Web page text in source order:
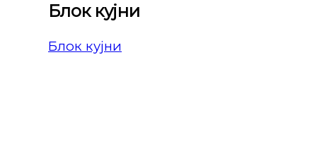
Блок кујни
Блок кујни